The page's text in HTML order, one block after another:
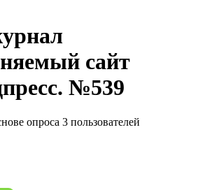
сайт
№539
опроса 3 пользователей